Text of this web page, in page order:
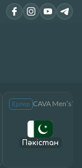
Ерлер CAVA Men’s
Пәкістан